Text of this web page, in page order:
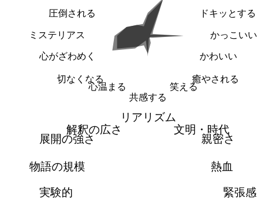
ドキッとする
かっこいい
かわいい
癒やされる
笑える
共感する
心温まる
切なくなる
心がざわめく
ミステリアス
圧倒される
リアリズム
文明・時代
親密さ
熱血
緊張感
実験的
物語の規模
展開の強さ
解釈の広さ